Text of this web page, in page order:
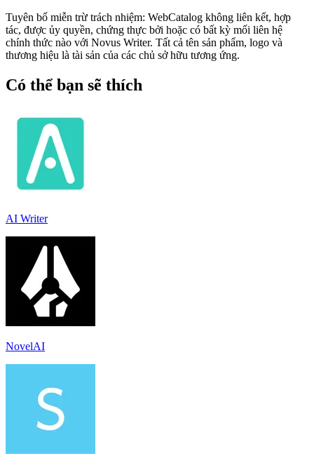
Tuyên bố miễn trừ trách nhiệm: WebCatalog không liên kết, hợp
tác, được ủy quyền, chứng thực bởi hoặc có bất kỳ mối liên hệ
chính thức nào với Novus Writer. Tất cả tên sản phẩm, logo và
thương hiệu là tài sản của các chủ sở hữu tương ứng.
Có thể bạn sẽ thích
AI Writer
NovelAI